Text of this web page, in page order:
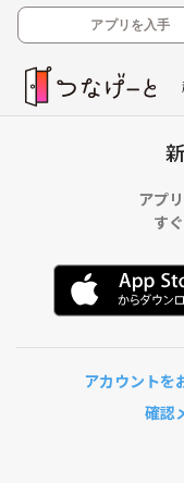
アプリを入手
アプ
す
アカウントを
確認